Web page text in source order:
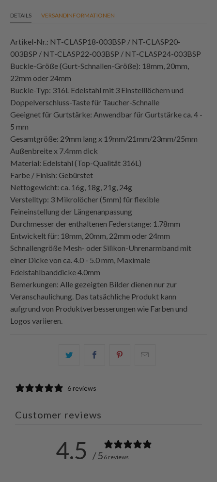
DETAILS VERSANDINFORMATIONEN
Artikel-Nr.: NT-CLASP18-003BSP / NT-CLASP20-
003BSP / NT-CLASP22-003BSP / NT-CLASP24-003BSP
Buckle-Größe (Gurt-Schnallen-Größe): 18mm, 20mm,
22mm oder 24mm
Buckle-Typ: 316L Edelstahl mit 3 Einstelllöchern und
Doppelverschluss-Taste für Taucher-Schnalle
Geeignet für Gurtstärke: Anwendbar für Gurtstärke ca. 4 -
5 mm
Gesamtgröße: 29mm lang x 19mm/21mm/23mm/25mm
Außenbreite x 7.4mm dick
Material: Edelstahl (Top-Qualität 316L)
Farbe / Finish: Gebürstet
Nettogewicht: ca. 16g, 18g, 21g, 24g
Verstelltyp: 3 Mikrolöcher (5mm) für flexible
Feineinstellung der Längenanpassung
Durchmesser der enthaltenen Federstange: 1.78mm
Entwickelt für: 18mm, 20mm, 22mm oder 24mm
Schnallengröße Mesh- oder Silikon-Uhrenarmband mit
einer Dicke von ca. 4.0 - 5.0 mm, Maximale
Edelstahlbanddicke 4.0mm
Bemerkungen: Alle gezeigten Bilder dienen nur zur
Veranschaulichung. Das tatsächliche Produkt kann
aufgrund von Produktverbesserungen wie Farben und
Logos variieren.
Teilen
auf
Teilen
Teilen
6 reviews
Customer reviews
4.5 / 5 6 reviews